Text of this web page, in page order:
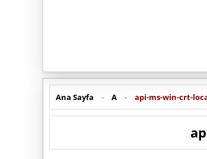
Ana Sayfa - A - api-ms-win-crt-